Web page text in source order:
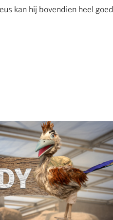
kan hij bovendien heel goed